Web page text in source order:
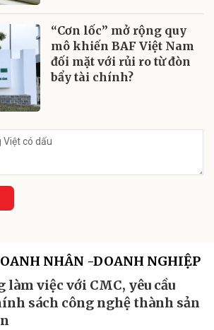
“Cơn lốc” mở rộng quy
mô khiến BAF Việt Nam
đối mặt với rủi ro từ đòn
bẩy tài chính?
NHÂN -DOANH NGHIỆP
làm việc với CMC, yêu cầu
sách công nghệ thành sản